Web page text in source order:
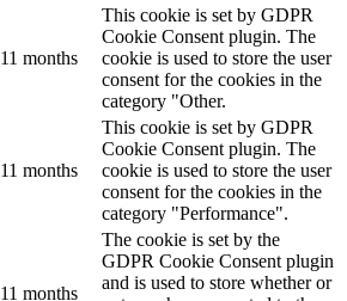
11 months
This cookie is set by GDPR
Cookie Consent plugin. The
cookie is used to store the user
consent for the cookies in the
category "Other.
11 months
This cookie is set by GDPR
Cookie Consent plugin. The
cookie is used to store the user
consent for the cookies in the
category "Performance".
11 months
The cookie is set by the
GDPR Cookie Consent plugin
and is used to store whether or